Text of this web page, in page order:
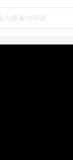
入搜索内容喵